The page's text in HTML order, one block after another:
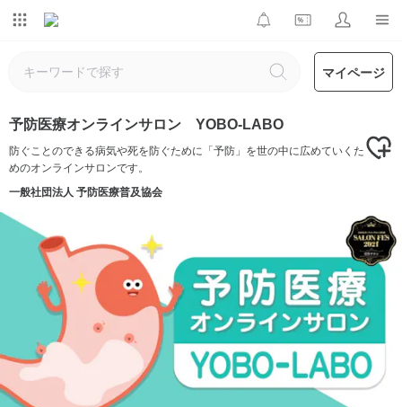
マイページ
予防医療オンラインサロン YOBO-LABO
防ぐことのできる病気や死を防ぐために「予防」を世の中に広めていくた
めのオンラインサロンです。
一般社団法人 予防医療普及協会